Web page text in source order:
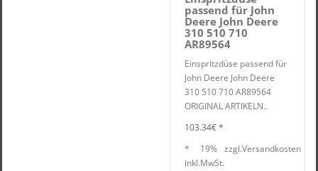
passend für John
Deere John Deere
310 510 710
AR89564
Einspritzdüse passend für
John Deere John Deere
310 510 710 AR89564
ORIGINAL ARTIKELN..
103.34€ *
*
inkl.
19%
MwSt.
zzgl.Versandkosten